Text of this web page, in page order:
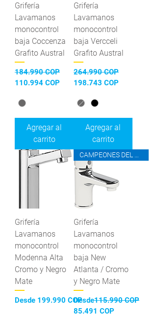
Grifería
Lavamanos
monocontrol
baja Coccenza
Grafito Austral
Precio
184.990 COP
Precio de oferta
110.994 COP
Agregar al
carrito
Grifería
Lavamanos
monocontrol
baja Vercceli
Grafito Austral
Precio
264.990 COP
Precio de oferta
198.743 COP
Agregar al
carrito
Grifería
Lavamanos
monocontrol
Modenna Alta
Cromo y Negro
Mate
Desde 199.990 COP
Precio de oferta
Grifería
Lavamanos
monocontrol
baja New
Atlanta / Cromo
y Negro Mate
Desde
Precio115.990 COP
85.491 COP
Precio de oferta